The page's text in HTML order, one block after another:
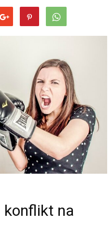
konflikt na